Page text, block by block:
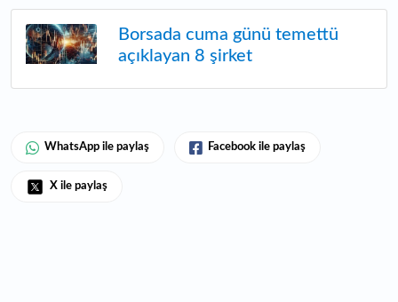
Borsada cuma günü temettü
açıklayan 8 şirket
WhatsApp ile paylaş Facebook ile paylaş
X ile paylaş